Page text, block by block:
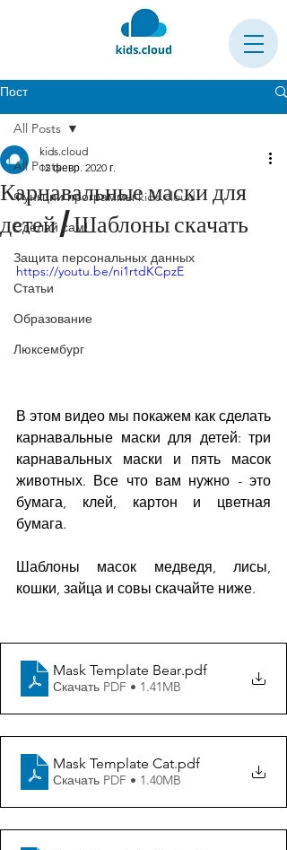
Пост
All Posts
Функции программы kids.cloud
Сделай сам!
Защита персональных данных
Статьи
Образование
Люксембург
All Posts
Карнавальные маски для
детей / Шаблоны скачать
kids.cloud
12 февр. 2020 г.
https://youtu.be/ni1rtdKCpzE
В этом видео мы покажем как сделать
карнавальные маски для детей: три
карнавальных маски и пять масок
животных. Все что вам нужно - это
бумага, клей, картон и цветная
бумага.
Шаблоны масок медведя, лисы,
кошки, зайца и совы скачайте ниже.
Mask Template Bear.pdf
Скачать PDF • 1.41MB
Mask Template Cat.pdf
Скачать PDF • 1.40MB